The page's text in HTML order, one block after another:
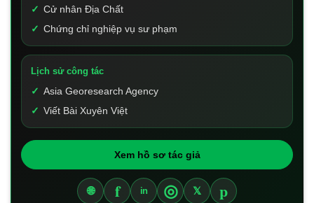
Cử nhân Địa Chất
Chứng chỉ nghiệp vụ sư phạm
Lịch sử công tác
Asia Georesearch Agency
Viết Bài Xuyên Việt
Xem hồ sơ tác giả
🌐 f in ◎ 𝕏 p